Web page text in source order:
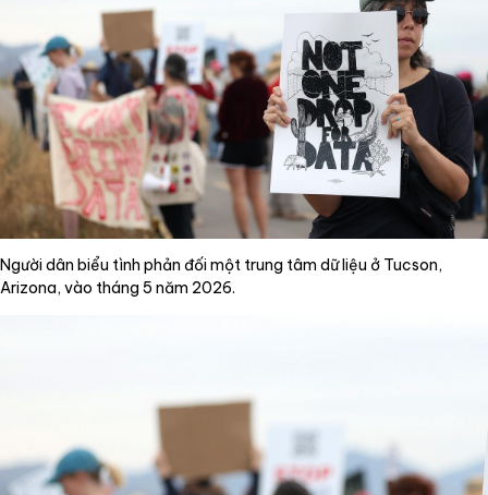
Người dân biểu tình phản đối một trung tâm dữ liệu ở Tucson,
Arizona, vào tháng 5 năm 2026.